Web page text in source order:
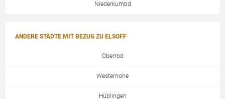
Niederkumbd
ANDERE STÄDTE MIT BEZUG ZU ELSOFF
Oberrod
Westernohe
Hüblingen